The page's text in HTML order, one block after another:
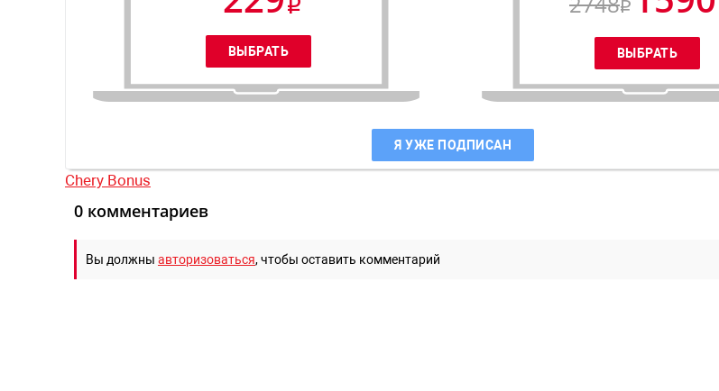
Я УЖЕ ПОДПИСАН
Chery Bonus
0 комментариев
Вы должны авторизоваться, чтобы оставить комментарий